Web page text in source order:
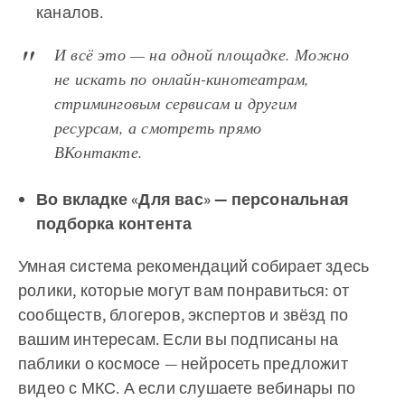
каналов.
И всё это — на одной площадке. Можно
не искать по онлайн-кинотеатрам,
стриминговым сервисам и другим
ресурсам, а смотреть прямо
ВКонтакте.
Во вкладке «Для вас» — персональная
подборка контента
Умная система рекомендаций собирает здесь
ролики, которые могут вам понравиться: от
сообществ, блогеров, экспертов и звёзд по
вашим интересам. Если вы подписаны на
паблики о космосе — нейросеть предложит
видео с МКС. А если слушаете вебинары по